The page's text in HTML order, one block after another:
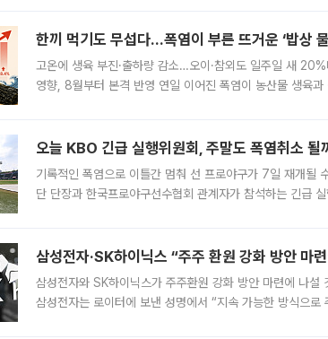
한끼 먹기도 무섭다...폭염이 부른 뜨거운 ‘밥상
고온에 생육 부진·출하량 감소…오이·참외도 일주일 새
영향, 8월부터 본격 반영 연일 이어진 폭염이 농산물 생육
오늘 KBO 긴급 실행위원회, 주말도 폭염취소 될
기록적인 폭염으로 이틀간 멈춰 선 프로야구가 7일 재개될
단 단장과 한국프로야구선수협회 관계자가 참석하는 긴급
삼성전자·SK하이닉스 “주주 환원 강화 방안 마
삼성전자와 SK하이닉스가 주주환원 강화 방안 마련에 나설 것이라고 밝혔다. 5일(현지
삼성전자는 로이터에 보낸 성명에서 “지속 가능한 방식으로